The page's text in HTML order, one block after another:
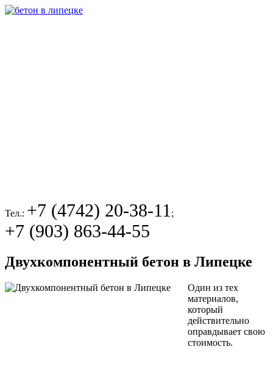
Тел.: +7 (4742) 20-38-11 ;
+7 (903) 863-44-55
Двухкомпонентный бетон в Липецке
Один из тех
материалов,
который
действительно
оправдывает свою
стоимость.